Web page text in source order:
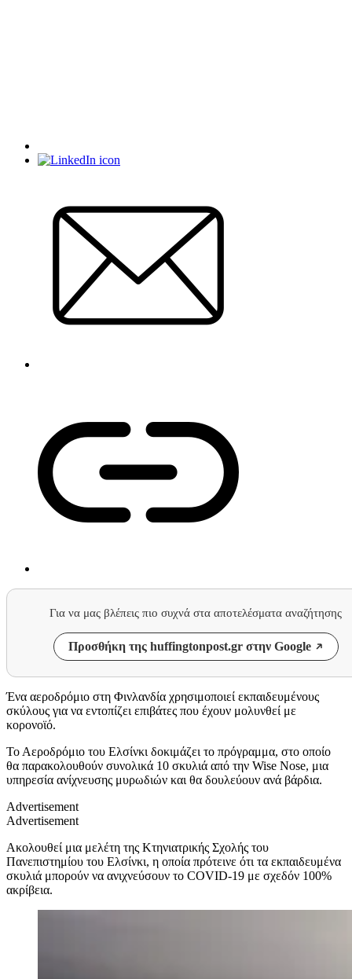
Για να μας βλέπεις πιο συχνά στα αποτελέσματα αναζήτησης
Προσθήκη της huffingtonpost.gr στην Google
Ένα αεροδρόμιο στη Φινλανδία χρησιμοποιεί εκπαιδευμένους
σκύλους για να εντοπίζει επιβάτες που έχουν μολυνθεί με
κορονοϊό.
Το Αεροδρόμιο του Ελσίνκι δοκιμάζει το πρόγραμμα, στο οποίο
θα παρακολουθούν συνολικά 10 σκυλιά από την Wise Nose, μια
υπηρεσία ανίχνευσης μυρωδιών και θα δουλεύουν ανά βάρδια.
Advertisement
Advertisement
Ακολουθεί μια μελέτη της Κτηνιατρικής Σχολής του
Πανεπιστημίου του Ελσίνκι, η οποία πρότεινε ότι τα εκπαιδευμένα
σκυλιά μπορούν να ανιχνεύσουν το COVID-19 με σχεδόν 100%
ακρίβεια.